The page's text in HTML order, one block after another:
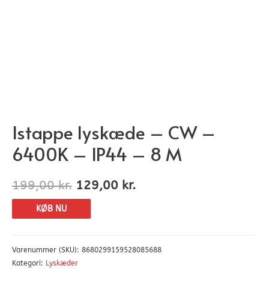
Istappe lyskæde – CW –
6400K – IP44 – 8 M
199,00kr. 129,00 kr.
KØB NU
Varenummer (SKU): 8680299159528085688
Kategori: Lyskæder